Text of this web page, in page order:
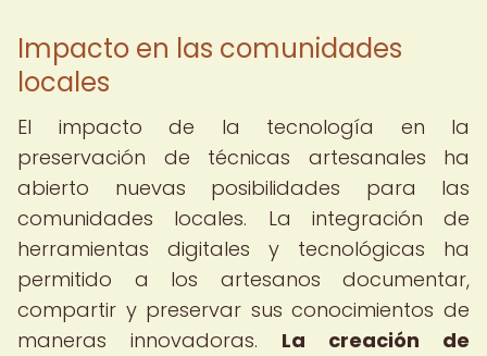
Impacto en las comunidades
locales
El impacto de la tecnología en la
preservación de técnicas artesanales ha
abierto nuevas posibilidades para las
comunidades locales. La integración de
herramientas digitales y tecnológicas ha
permitido a los artesanos documentar,
compartir y preservar sus conocimientos de
maneras innovadoras. La creación de